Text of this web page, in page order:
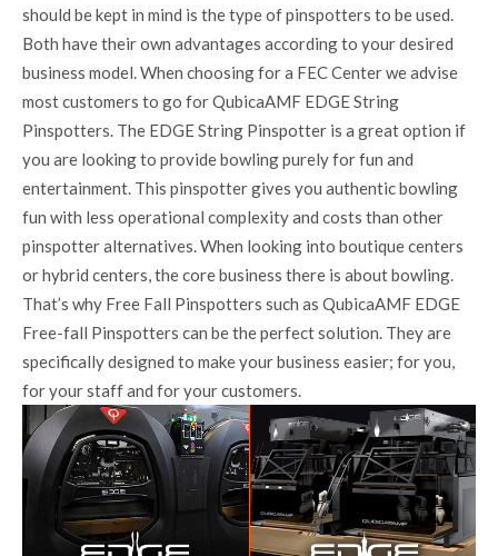
should be kept in mind is the type of pinspotters to be used.
Both have their own advantages according to your desired
business model. When choosing for a FEC Center we advise
most customers to go for QubicaAMF EDGE String
Pinspotters. The EDGE String Pinspotter is a great option if
you are looking to provide bowling purely for fun and
entertainment. This pinspotter gives you authentic bowling
fun with less operational complexity and costs than other
pinspotter alternatives. When looking into boutique centers
or hybrid centers, the core business there is about bowling.
That’s why Free Fall Pinspotters such as QubicaAMF EDGE
Free-fall Pinspotters can be the perfect solution. They are
specifically designed to make your business easier; for you,
for your staff and for your customers.